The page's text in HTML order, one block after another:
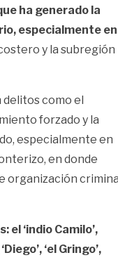
ha generado la
especialmente en
y la subregión
delitos como el
forzado y la
especialmente en
en donde
organización
el ‘indio Camilo’,
‘el Gringo’,